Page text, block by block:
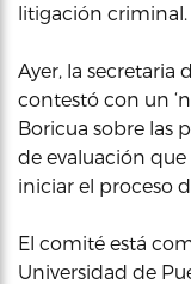
litigación criminal.
Ayer, la secretaria
contestó con un
Boricua sobre las
de evaluación que
iniciar el proceso
El comité está
Universidad de